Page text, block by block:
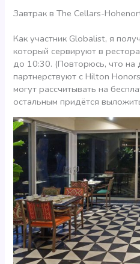
Завтрак в The Cellars-
Как участник Globalist, я
который сервируют в
до 10:30. (Повторюсь, что на
партнерствуют с Hilton
могут рассчитывать на
остальным придётся